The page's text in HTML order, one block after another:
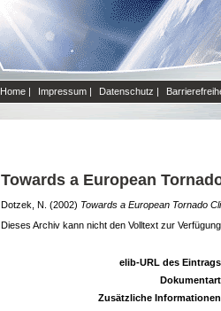
Home | Impressum | Datenschutz |
Towards a European
Dotzek, N. (2002) Towards a European Tornado
Dieses Archiv kann nicht den Volltext zur Verfügung
elib-URL des
Zusätzliche